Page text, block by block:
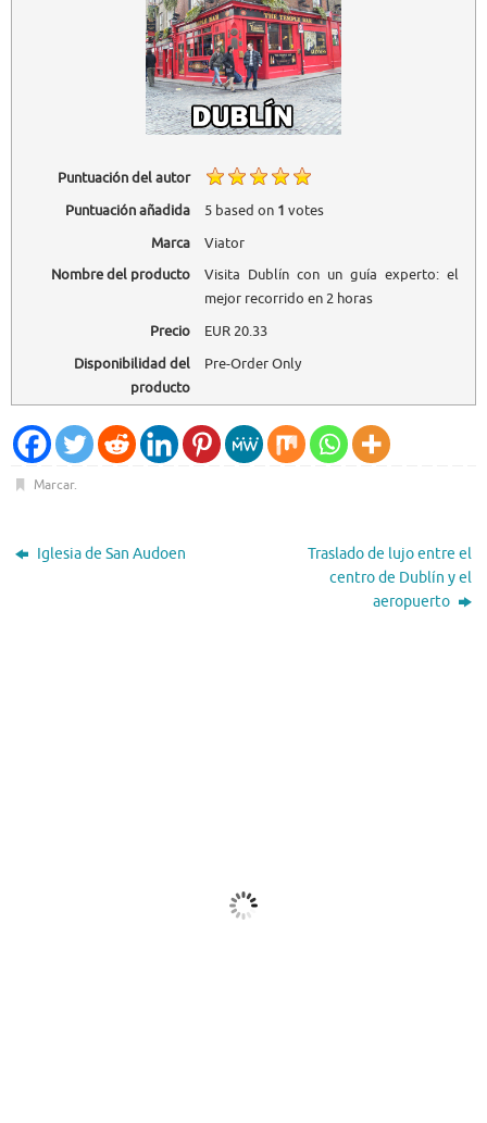
Puntuación del autor
Puntuación añadida
5based on 1 votes
Marca
Viator
Nombre del producto
Visita Dublín con un guía experto: el
mejor recorrido en 2 horas
Precio
EUR20.33
Disponibilidad del
producto
Pre-Order Only
Marcar.
Iglesia de San Audoen
Traslado de lujo entre el
centro de Dublín y el
aeropuerto
Nubes Dispersas